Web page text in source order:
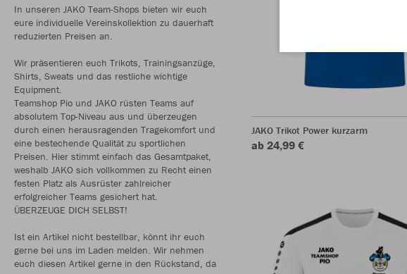
In unseren JAKO Team-Shops bieten wir euch
eure individuelle Vereinskollektion zu dauerhaft
reduzierten Preisen an.
Wir präsentieren euch Trikots, Trainingsanzüge,
Shirts, Sweats und das restliche wichtige
Equipment.
Teamshop Pio und JAKO rüsten Teams auf
absolutem Top-Niveau aus und überzeugen
durch einen herausragenden Tragekomfort und
eine bestechende Qualität zu sportlichen
Preisen. Hier stimmt einfach das Gesamtpaket,
weshalb JAKO sich vollkommen zu Recht einen
festen Platz als Ausrüster zahlreicher
erfolgreicher Teams gesichert hat.
ÜBERZEUGE DICH SELBST!
Ist ein Artikel nicht bestellbar, könnt ihr euch
gerne bei uns im Laden melden. Wir nehmen
euch diesen Artikel gerne in den Rückstand, da
JAKO Trikot Power kurzarm
ab 24,99 €